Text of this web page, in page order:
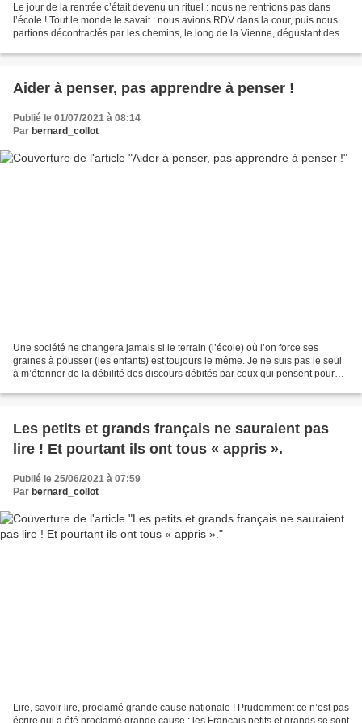
Le jour de la rentrée c’était devenu un rituel : nous ne rentrions pas dans
l’école ! Tout le monde le savait : nous avions RDV dans la cour, puis nous
partions décontractés par les chemins, le long de la Vienne, dégustant des
Aider à penser, pas apprendre à penser !
Publié le 01/07/2021 à 08:14
Par bernard_collot
Une société ne changera jamais si le terrain (l’école) où l’on force ses
graines à pousser (les enfants) est toujours le même. Je ne suis pas le seul
à m’étonner de la débilité des discours débités par ceux qui pensent pour
Les petits et grands français ne sauraient pas
lire ! Et pourtant ils ont tous « appris ».
Publié le 25/06/2021 à 07:59
Par bernard_collot
Lire, savoir lire, proclamé grande cause nationale ! Prudemment ce n’est pas
écrire qui a été proclamé grande cause : les Français petits et grands se sont